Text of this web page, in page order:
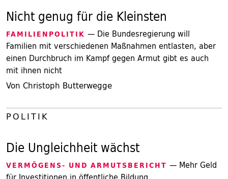
Nicht genug für die Kleinsten
FAMILIENPOLITIK — Die Bundesregierung will
Familien mit verschiedenen Maßnahmen entlasten, aber
einen Durchbruch im Kampf gegen Armut gibt es auch
mit ihnen nicht
Von Christoph Butterwegge
POLITIK
Die Ungleichheit wächst
VERMÖGENS- UND ARMUTSBERICHT — Mehr Geld